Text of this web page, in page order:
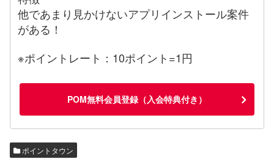
他であまり見かけないアプリインストール案件
がある！
※ポイントレート：10ポイント=1円
POM無料会員登録（入会特典付き）
ポイントタウン